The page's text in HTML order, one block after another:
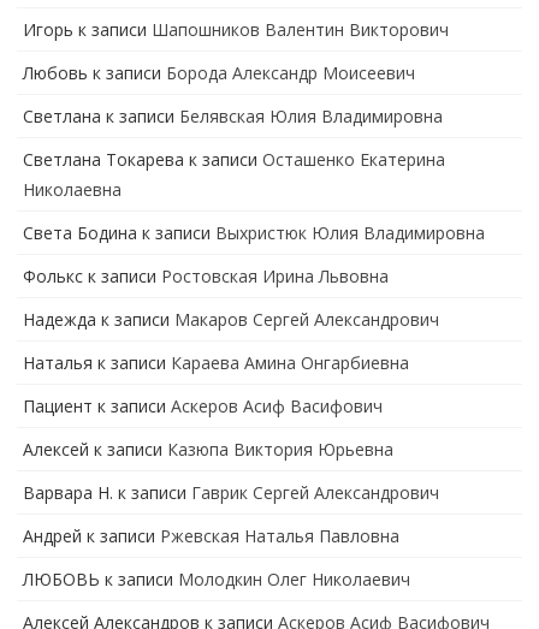
Игорь к записи Шапошников Валентин Викторович
Любовь к записи Борода Александр Моисеевич
Светлана к записи Белявская Юлия Владимировна
Cветлана Токарева к записи Осташенко Екатерина
Николаевна
Света Бодина к записи Выхристюк Юлия Владимировна
Фолькс к записи Ростовская Ирина Львовна
Надежда к записи Макаров Сергей Александрович
Наталья к записи Караева Амина Онгарбиевна
Пациент к записи Аскеров Асиф Васифович
Алексей к записи Казюпа Виктория Юрьевна
Варвара Н. к записи Гаврик Сергей Александрович
Андрей к записи Ржевская Наталья Павловна
ЛЮБОВЬ к записи Молодкин Олег Николаевич
Алексей Александров к записи Аскеров Асиф Васифович